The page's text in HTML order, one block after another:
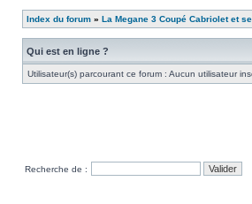
Index du forum » La Megane 3 Coupé Cabriolet et
Qui est en ligne ?
Utilisateur(s) parcourant ce forum : Aucun utilisateur
Recherche de :